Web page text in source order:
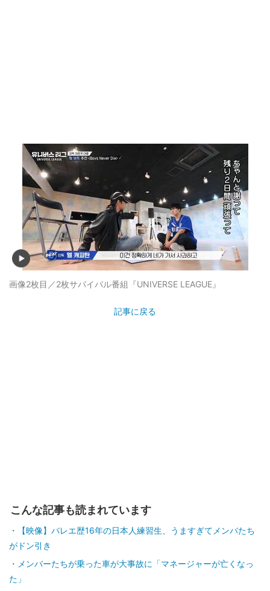
画像2枚目／2枚サバイバル番組『UNIVERSE LEAGUE』
記事に戻る
こんな記事も読まれています
【映像】バレエ歴16年の日本人練習生、うますぎてメンバたち
がドン引き
メンバーたちが乗った車が大事故に「マネージャーが亡くなっ
た」